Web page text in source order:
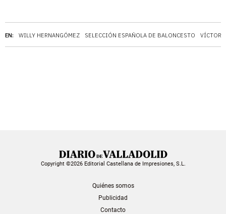
EN: WILLY HERNANGÓMEZ SELECCIÓN ESPAÑOLA DE BALONCESTO VÍCTOR
Copyright ©2026 Editorial Castellana de Impresiones, S.L.
Quiénes somos
Publicidad
Contacto